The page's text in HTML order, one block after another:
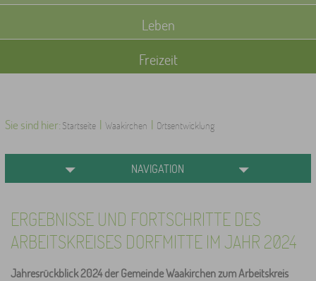
Leben
Freizeit
Sie sind hier: Startseite | Waakirchen | Ortsentwicklung
NAVIGATION
ERGEBNISSE UND FORTSCHRITTE DES
ARBEITSKREISES DORFMITTE IM JAHR 2024
Jahresrückblick 2024 der Gemeinde Waakirchen zum Arbeitskreis